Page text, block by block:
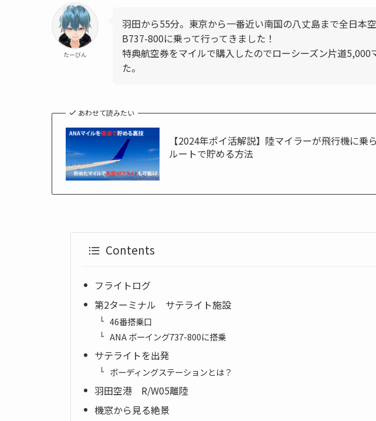
たーびん
羽田から55分。東京から一番近い南国の八丈島まで全日本
B737-800に乗って行ってきました！
特典航空券をマイルで購入したのでローシーズン片道5,000
た。
あわせて読みたい
【2024年ポイ活解説】陸マイラーが飛行機に
ルートで貯める方法
Contents
フライトログ
第2ターミナル サテライト施設
46番搭乗口
ANA ボーイング737-800に搭乗
サテライトを出発
ボーディングステーションとは？
羽田空港 R/W05離陸
機窓から見る絶景